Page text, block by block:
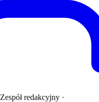
Zespół redakcyjny ·